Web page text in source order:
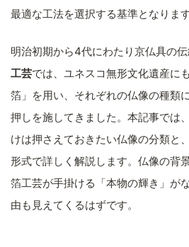
最適な工法を選択する基準となります
明治初期から4代にわたり京仏具の
工芸では、ユネスコ無形文化遺産に
箔」を用い、それぞれの仏像の種類
押しを施してきました。本記事では
けは押さえておきたい仏像の分類と
形式で詳しく解説します。仏像の背
箔工芸が手掛ける「本物の輝き」が
由も見えてくるはずです。